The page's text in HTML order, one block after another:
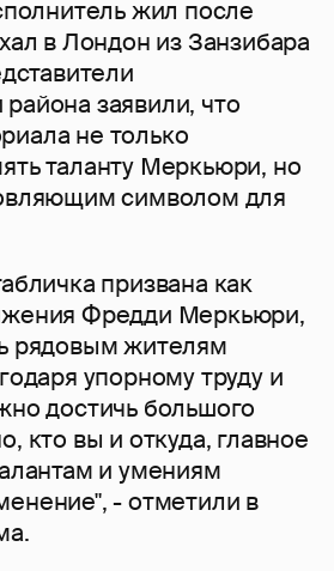
жил после
в Лондон из Занзибара
заявили, что
не только
таланту Меркьюри, но
символом для
призвана как
Фредди Меркьюри,
рядовым жителям
упорному труду и
достичь большого
кто вы и откуда, главное
и умениям
- отметили в